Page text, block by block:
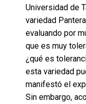
Universidad de
variedad
evaluando por
que es muy
¿qué es
esta variedad
manifestó el
Sin embargo,